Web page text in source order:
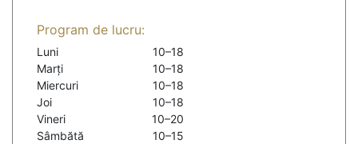
Program de lucru:
Luni
10–18
Marți
10–18
Miercuri
10–18
Joi
10–18
Vineri
10–20
Sâmbătă
10–15